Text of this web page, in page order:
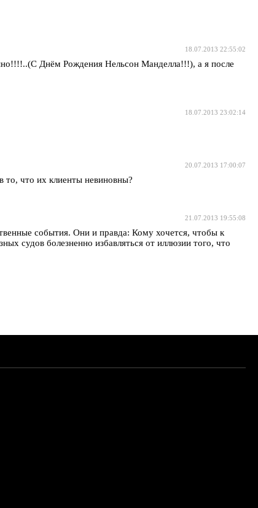
18.07.2013 22:55:02
Днём Рождения Нельсон Манделла!!!), а я после
18.07.2013 23:02:14
20.07.2013 17:00:07
то, что их клиенты невиновны?
21.07.2013 19:55:08
события. Они и правда: Кому хочется, чтобы к
судов болезненно избавляться от иллюзии того, что